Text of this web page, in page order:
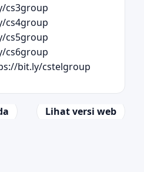
cs3group
cs4group
cs5group
cs6group
bit.ly/cstelgroup
Lihat versi web